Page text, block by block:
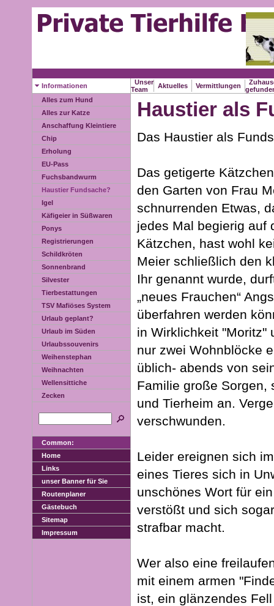
Informationen
Unser
Team
Aktuelles Vermittlungen
Alles zum Hund
Alles zur Katze
Anschaffung Kleintiere
Chip
Erholung
EU-Pass
Fuchsbandwurm
Haustier Fundsache?
Igel
Käfigeier in Süßwaren
Ponys
Registrierungen
Schildkröten
Sonnenbrand
Silvester
Tierbestattungen
TSV Mafiöses System
Urlaub geplant?
Urlaub im Süden
Urlaubssouvenirs
Weihenstephan
Weihnachten
Wellensittiche
Zecken
Common:
Home
Links
unser Banner für Sie
Routenplaner
Gästebuch
Sitemap
Impressum
Haustier als
Das Haustier als
Das getigerte
den Garten von Frau
schnurrenden Etwas,
jedes Mal begierig auf
Kätzchen, hast wohl
Meier schließlich den
Ihr genannt wurde,
„neues Frauchen“
überfahren werden
in Wirklichkeit "Moritz"
nur zwei Wohnblöcke
üblich- abends von
Familie große Sorgen,
und Tierheim an.
verschwunden.
Leider ereignen sich
eines Tieres sich in
unschönes Wort für
verstößt und sich
strafbar macht.
Wer also eine
mit einem armen
ist, ein glänzendes